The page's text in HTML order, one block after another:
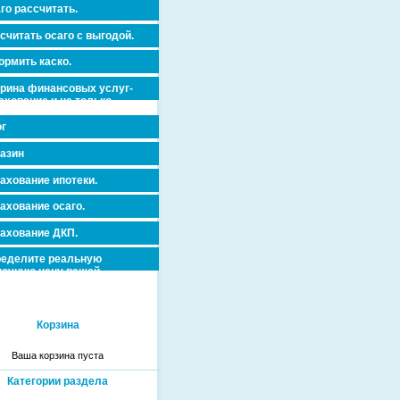
рассчитать.
осаго с выгодой.
каско.
финансовых услуг-
и не только.
ипотеки.
осаго.
ДКП.
реальную
цену вашей
Корзина
Ваша корзина пуста
Категории раздела